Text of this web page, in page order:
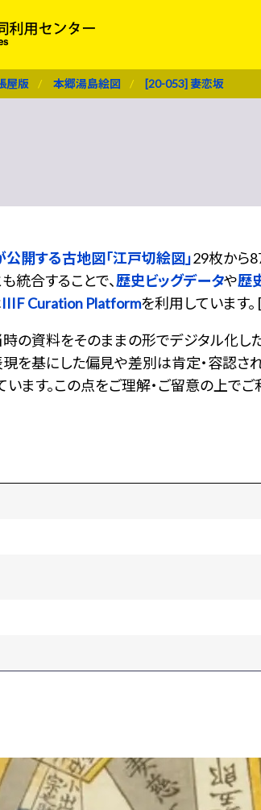
屋版 本郷湯島絵図 [20-053] 妻恋坂
開する古地図「江戸切絵図」29枚から
統合することで、歴史ビッグデータや歴
IIIF Curation Platformを利用しています。 [
の資料をそのままの形でデジタル化し
を基にした偏見や差別は肯定・容認さ
ます。この点をご理解・ご留意の上でご